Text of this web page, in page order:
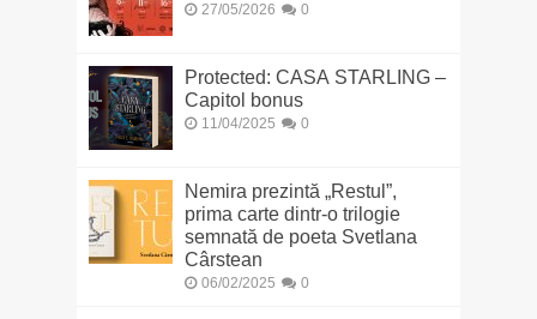
27/05/2026 0
Protected: CASA STARLING –
Capitol bonus
11/04/2025 0
Nemira prezintă „Restul”,
prima carte dintr-o trilogie
semnată de poeta Svetlana
Cârstean
06/02/2025 0